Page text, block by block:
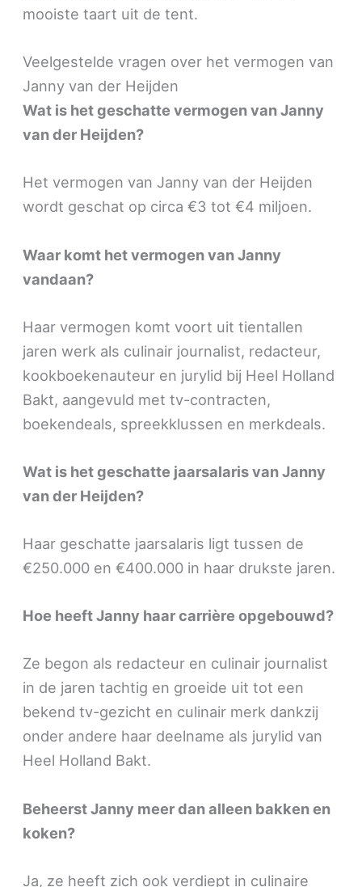
mooiste taart uit de tent.
Veelgestelde vragen over het vermogen van
Janny van der Heijden
Wat is het geschatte vermogen van Janny
van der Heijden?
Het vermogen van Janny van der Heijden
wordt geschat op circa €3 tot €4 miljoen.
Waar komt het vermogen van Janny
vandaan?
Haar vermogen komt voort uit tientallen
jaren werk als culinair journalist, redacteur,
kookboekenauteur en jurylid bij Heel Holland
Bakt, aangevuld met tv-contracten,
boekendeals, spreekklussen en merkdeals.
Wat is het geschatte jaarsalaris van Janny
van der Heijden?
Haar geschatte jaarsalaris ligt tussen de
€250.000 en €400.000 in haar drukste jaren.
Hoe heeft Janny haar carrière opgebouwd?
Ze begon als redacteur en culinair journalist
in de jaren tachtig en groeide uit tot een
bekend tv-gezicht en culinair merk dankzij
onder andere haar deelname als jurylid van
Heel Holland Bakt.
Beheerst Janny meer dan alleen bakken en
koken?
Ja, ze heeft zich ook verdiept in culinaire